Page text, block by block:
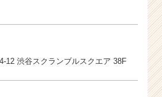
12 渋谷スクランブルスクエア 38F